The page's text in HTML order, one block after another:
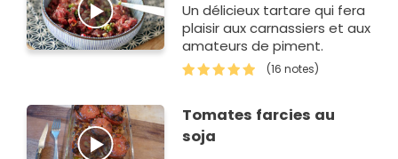
Un délicieux tartare qui fera
plaisir aux carnassiers et aux
amateurs de piment.
(16 notes)
Tomates farcies au
soja